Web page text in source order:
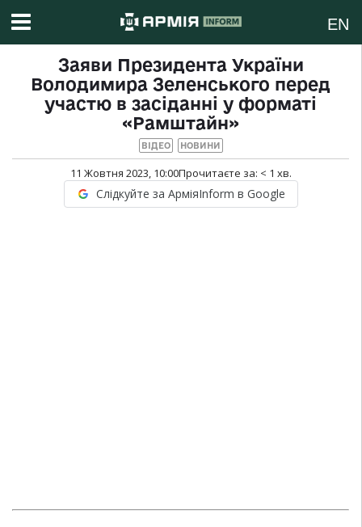
EN
Заяви Президента України
Володимира Зеленського перед
участю в засіданні у форматі
«Рамштайн»
ВІДЕО НОВИНИ
11 Жовтня 2023, 10:00Прочитаєте за: < 1 хв.
Слідкуйте за АрміяInform в Google